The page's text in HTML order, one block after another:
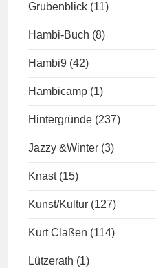
Grubenblick (11)
Hambi-Buch (8)
Hambi9 (42)
Hambicamp (1)
Hintergründe (237)
Jazzy &Winter (3)
Knast (15)
Kunst/Kultur (127)
Kurt Claßen (114)
Lützerath (1)